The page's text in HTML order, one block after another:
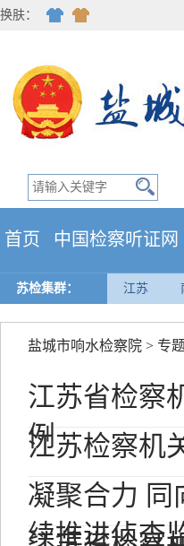
换肤：
首页 中国检察听证网
苏检集群： 江苏
盐城市响水检察院 > 专题
江苏省检察
例
江苏检察机
凝聚合力 同
续推进侦查